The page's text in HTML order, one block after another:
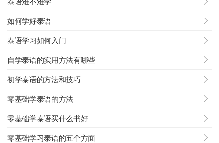
如何学好泰语
泰语学习如何入门
自学泰语的实用方法有哪些
初学泰语的方法和技巧
零基础学泰语的方法
零基础学泰语买什么书好
零基础学习泰语的五个方面